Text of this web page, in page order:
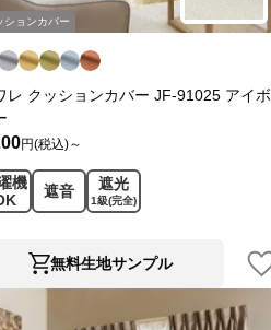
ションカバー
レ クッションカバー JF-91025 アイボ
円(税込)～
機
遮音 遮光
1級(完全)
無料生地サンプル